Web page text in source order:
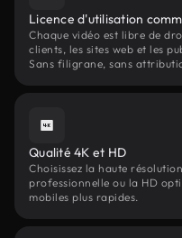
Licence d'utilisation
Chaque vidéo est libre de
clients, les sites web et les
Sans filigrane, sans
Qualité 4K et HD
Choisissez la haute
professionnelle ou la HD
mobiles plus rapides.